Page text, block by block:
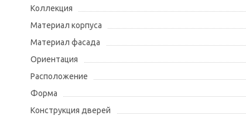
Коллекция
Материал корпуса
Материал фасада
Ориентация
Расположение
Форма
Конструкция дверей